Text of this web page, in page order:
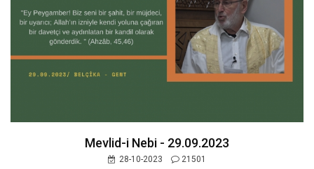
Mevlid-i Nebi - 29.09.2023
28-10-2023
21501